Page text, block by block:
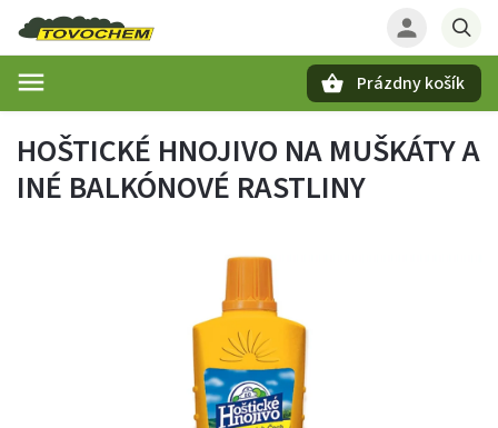
Prázdny košík
HOŠTICKÉ HNOJIVO NA MUŠKÁTY A
INÉ BALKÓNOVÉ RASTLINY